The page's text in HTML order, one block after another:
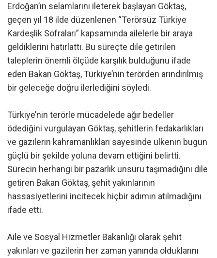
Erdoğan’ın selamlarını ileterek başlayan Göktaş,
geçen yıl 18 ilde düzenlenen “Terörsüz Türkiye
Kardeşlik Sofraları” kapsamında ailelerle bir araya
geldiklerini hatırlattı. Bu süreçte dile getirilen
taleplerin önemli ölçüde karşılık bulduğunu ifade
eden Bakan Göktaş, Türkiye’nin terörden arındırılmış
bir geleceğe doğru ilerlediğini söyledi.
Türkiye’nin terörle mücadelede ağır bedeller
ödediğini vurgulayan Göktaş, şehitlerin fedakarlıkları
ve gazilerin kahramanlıkları sayesinde ülkenin bugün
güçlü bir şekilde yoluna devam ettiğini belirtti.
Sürecin herhangi bir pazarlık unsuru taşımadığını dile
getiren Bakan Göktaş, şehit yakınlarının
hassasiyetlerini incitecek hiçbir adımın atılmadığını
ifade etti.
Aile ve Sosyal Hizmetler Bakanlığı olarak şehit
yakınları ve gazilerin her zaman yanında olduklarını